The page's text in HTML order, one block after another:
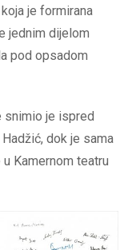
je formirana
jednim dijelom
pod opsadom
snimio je ispred
dok je sama
Kamernom teatru